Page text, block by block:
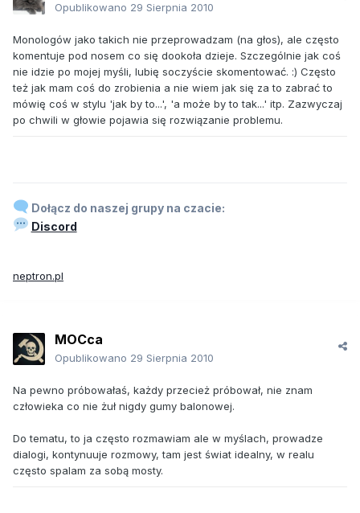
Opublikowano 29 Sierpnia 2010
Monologów jako takich nie przeprowadzam (na głos), ale często
komentuje pod nosem co się dookoła dzieje. Szczególnie jak coś
nie idzie po mojej myśli, lubię soczyście skomentować. :) Często
też jak mam coś do zrobienia a nie wiem jak się za to zabrać to
mówię coś w stylu 'jak by to...', 'a może by to tak...' itp. Zazwyczaj
po chwili w głowie pojawia się rozwiązanie problemu.
Dołącz do naszej grupy na czacie:
Discord
neptron.pl
MOCca
Opublikowano 29 Sierpnia 2010
Na pewno próbowałaś, każdy przecież próbował, nie znam
człowieka co nie żuł nigdy gumy balonowej.
Do tematu, to ja często rozmawiam ale w myślach, prowadze
dialogi, kontynuuje rozmowy, tam jest świat idealny, w realu
często spalam za sobą mosty.